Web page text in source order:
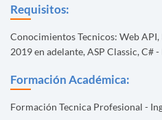
Requisitos:
Conocimientos Tecnicos: Web
2019 en adelante, ASP Classic, C#
Formación Académica:
Formación Tecnica Profesional -